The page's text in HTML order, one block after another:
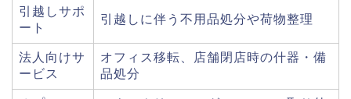
引越しサポ
ート
引越しに伴う不用品処分や荷物整理
法人向けサ
ービス
オフィス移転、店舗閉店時の什器・備
品処分